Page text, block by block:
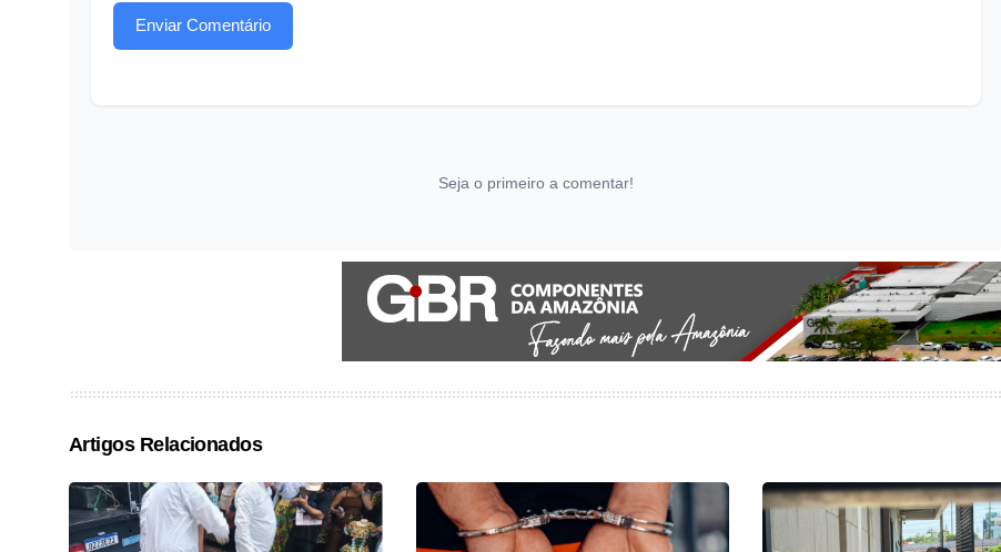
Enviar Comentário
Seja o primeiro a comentar!
Artigos Relacionados